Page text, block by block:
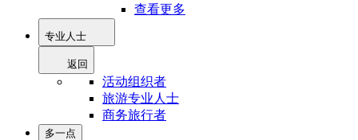
查看更多
专业人士
返回
活动组织者
旅游专业人士
商务旅行者
多一点